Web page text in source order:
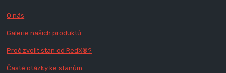
O nás
Galerie našich produktů
Proč zvolit stan od RedX®?
Časté otázky ke stanům